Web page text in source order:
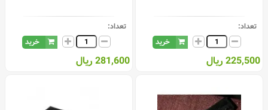
تعداد:
خرید
225,500 ریال
تعداد:
خرید
281,600 ریال